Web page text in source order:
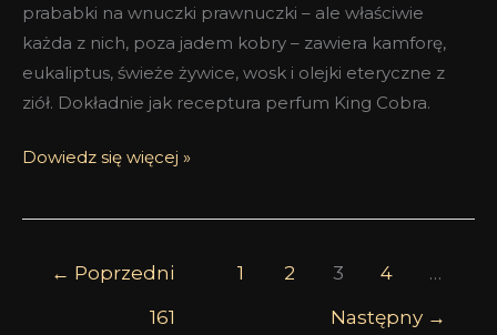
prababki na wnuczki prawnuczki – ale właściwie
każda z nich, poza jadem kobry – zawiera kamforę,
eukaliptus, świeże żywice, wosk i olejki eteryczne z
ziół. Dokładnie jak receptura perfum King Cobra.
Dowiedz się więcej »
← Poprzedni 1 2 3 4
…
161
Następny →